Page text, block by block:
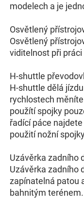
modelech a je
Osvětlený
Osvětlený
viditelnost při práci
H-shuttle
H-shuttle dělá
rychlostech
použítí spojky
řadící páce
použití nožní
Uzávěrka zadního
Uzávěrka zadního
zapínatelná patou
bahnitým terénem.